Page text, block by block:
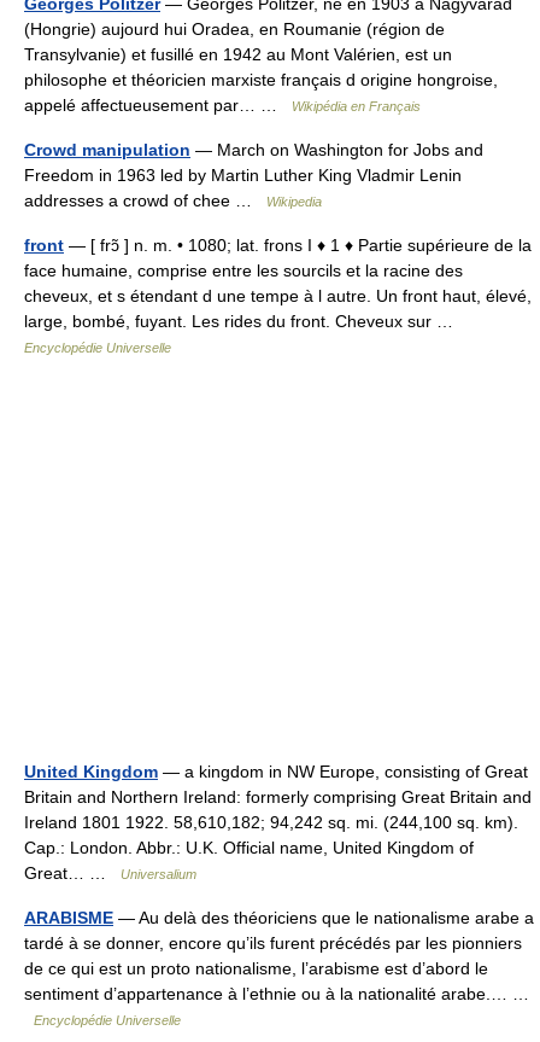
(Hongrie) aujourd hui Oradea, en Roumanie (région de
Transylvanie) et fusillé en 1942 au Mont Valérien, est un
philosophe et théoricien marxiste français d origine hongroise,
appelé affectueusement par… …
Wikipédia en Français
Crowd manipulation — March on Washington for Jobs and
Freedom in 1963 led by Martin Luther King Vladmir Lenin
addresses a crowd of chee …
Wikipedia
front — [ frɔ̃ ] n. m. • 1080; lat. frons I ♦ 1 ♦ Partie supérieure de la
face humaine, comprise entre les sourcils et la racine des
cheveux, et s étendant d une tempe à l autre. Un front haut, élevé,
large, bombé, fuyant. Les rides du front. Cheveux sur …
Encyclopédie Universelle
United Kingdom — a kingdom in NW Europe, consisting of Great
Britain and Northern Ireland: formerly comprising Great Britain and
Ireland 1801 1922. 58,610,182; 94,242 sq. mi. (244,100 sq. km).
Cap.: London. Abbr.: U.K. Official name, United Kingdom of
Great… …
Universalium
ARABISME — Au delà des théoriciens que le nationalisme arabe a
tardé à se donner, encore qu’ils furent précédés par les pionniers
de ce qui est un proto nationalisme, l’arabisme est d’abord le
sentiment d’appartenance à l’ethnie ou à la nationalité arabe.… …
Encyclopédie Universelle